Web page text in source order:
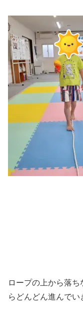
ロープの上から落
らどんどん進んでい